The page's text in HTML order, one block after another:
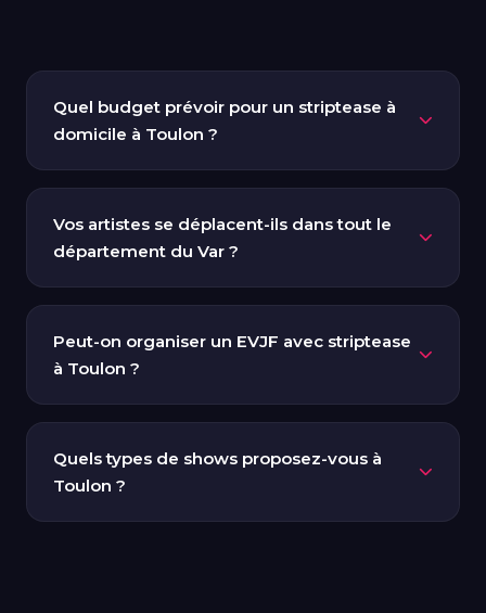
Quel budget prévoir pour un striptease à
domicile à Toulon ?
Pour un duo ou un spectacle multi-artistes, les tarifs
varient. Obtenez un devis personnalisé en nous
contactant au 06 23 81 89 89.
Vos artistes se déplacent-ils dans tout le
département du Var ?
Sanary-sur-Mer, Six-Fours-les-Plages, La Garde, La
Valette-du-Var, Brignoles, Saint-Maximin et jusqu'à
Draguignan.
Peut-on organiser un EVJF avec striptease
à Toulon ?
déplacent chez vous, dans votre villa, restaurant ou
salle privatisée. Lap dance pour la future mariée,
photos souvenir et ambiance garantie.
Quels types de shows proposez-vous à
Toulon ?